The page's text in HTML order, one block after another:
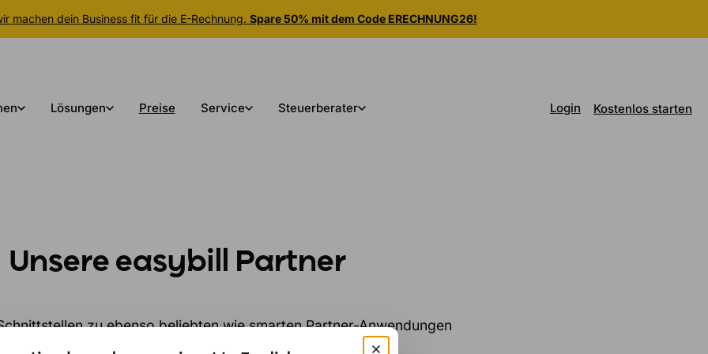
machen dein Business fit für die E-Rechnung. Spare 50% mit dem Code ERECHNUNG26!
Lösungen Preise Service Steuerberater Login Kostenlos starten
Unsere easybill Partner
zu ebenso beliebten wie smarten Partner-Anwendungen